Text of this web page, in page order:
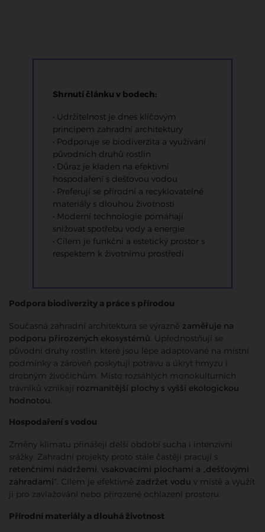
Shrnutí článku v bodech:
• Udržitelnost je dnes klíčovým
principem zahradní architektury
• Podporuje se biodiverzita a využívání
původních druhů rostlin
• Důraz je kladen na efektivní
hospodaření s dešťovou vodou
• Preferují se přírodní a recyklovatelné
materiály s dlouhou životností
• Moderní technologie pomáhají
snižovat spotřebu vody a energie
• Cílem je funkční a estetický prostor s
respektem k životnímu prostředí
Podpora biodiverzity a práce s přírodou
Současná zahradní architektura se výrazně zaměřuje na
podporu přirozených ekosystémů. Upřednostňují se
původní druhy rostlin, které jsou lépe adaptované na místní
podmínky a zároveň poskytují potravu a úkryt hmyzu i
drobným živočichům. Místo rozsáhlých monokulturních
trávníků vznikají rozmanitější plochy s vyšší ekologickou
hodnotou.
Hospodaření s vodou
Změny klimatu přinášejí delší období sucha i intenzivní
srážky. Zahradní projekty proto stále častěji pracují s
retenčními nádržemi, vsakovacími plochami a „dešťovými
zahradami“. Cílem je efektivně zadržet vodu v místě a využít
ji pro zavlažování nebo přirozené ochlazení prostoru.
Přírodní materiály a dlouhá životnost